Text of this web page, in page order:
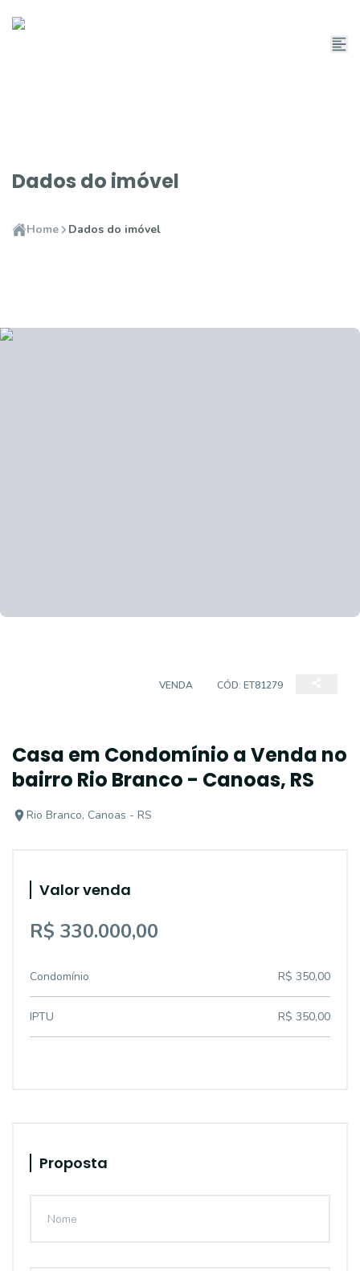
Dados do imóvel
Home Dados do imóvel
VENDA CÓD: ET81279
Casa em Condomínio a Venda no
bairro Rio Branco - Canoas, RS
Rio Branco, Canoas - RS
Valor venda
R$ 330.000,00
Condomínio R$ 350,00
IPTU R$ 350,00
Proposta